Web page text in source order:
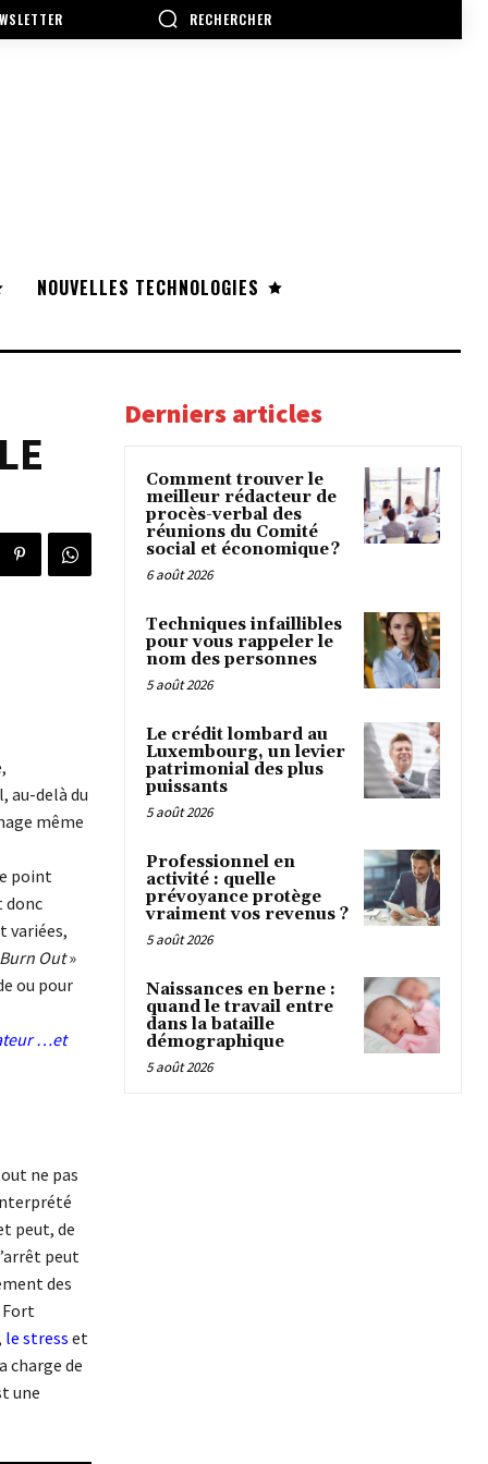
RECHERCHER
NOUVELLES TECHNOLOGIES
au-delà du
même
point
donc
variées,
Burn Out»
ou pour
…et
ne pas
peut, de
peut
des
Fort
le stress et
charge de
une
Derniers articles
Comment trouver le
meilleur rédacteur de
procès-verbal des
réunions du Comité
social et économique ?
6 août 2026
Techniques infaillibles
pour vous rappeler le
nom des personnes
5 août 2026
Le crédit lombard au
Luxembourg, un levier
patrimonial des plus
puissants
5 août 2026
Professionnel en
activité : quelle
prévoyance protège
vraiment vos revenus ?
5 août 2026
Naissances en berne :
quand le travail entre
dans la bataille
démographique
5 août 2026